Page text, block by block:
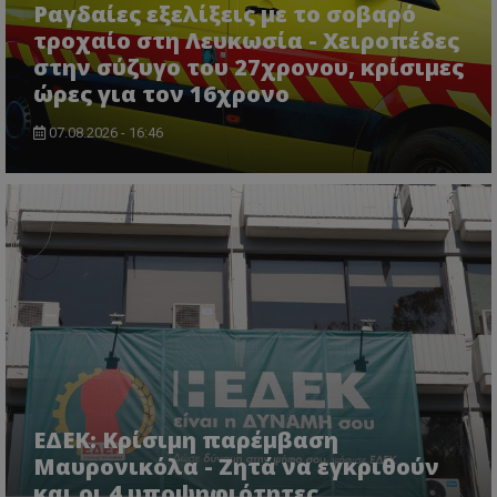
Ραγδαίες εξελίξεις με το σοβαρό
τροχαίο στη Λευκωσία - Χειροπέδες
στην σύζυγο του 27χρονου, κρίσιμες
ώρες για τον 16χρονο
07.08.2026 - 16:46
ΕΔΕΚ: Κρίσιμη παρέμβαση
Μαυρονικόλα - Ζητά να εγκριθούν
ASP.NET_SessionId
Microsoft Corporation
VISITOR_PRIVACY_METADATA
YouTube
.youtube.com